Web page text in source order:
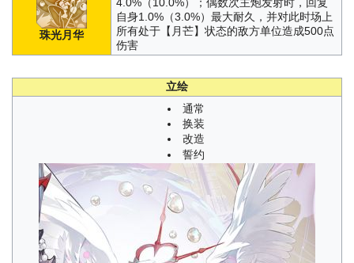
珠光月华
4.0%（10.0%）；偶数次主炮发射时，回复
自身1.0%（3.0%）最大耐久，并对此时场上
所有处于【月芒】状态的敌方单位造成500点
伤害
立绘
通常
换装
改造
誓约